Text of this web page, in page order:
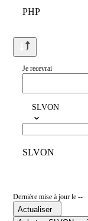
PHP
Je recevrai
SLVON
SLVON
Dernière mise à jour le --
Actualiser